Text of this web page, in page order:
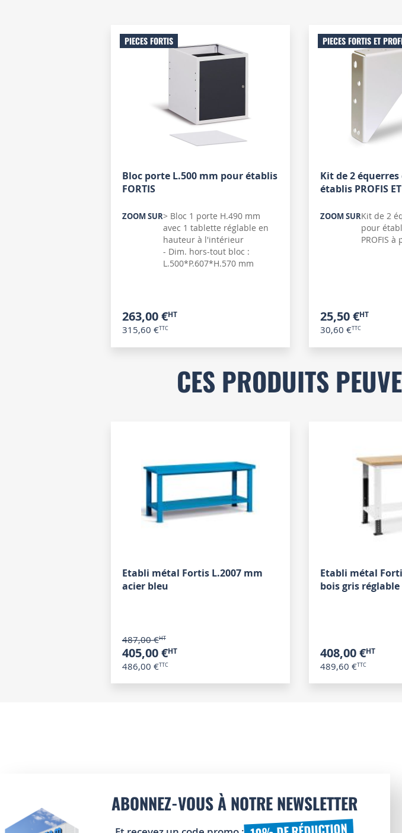
PIECES FORTIS
Bloc porte L.500 mm pour établis
FORTIS
ZOOM SUR> Bloc 1 porte H.490 mm
avec 1 tablette réglable en
hauteur à l'intérieur
- Dim. hors-tout bloc :
L.500*P.607*H.570 mm
263,00 €
315,60 €
PIECES FORTIS ET
Kit de 2
établis PROFIS
ZOOM SURKit de 2
pour
PROFIS
25,50 €
30,60 €
CES PRODUITS
Etabli métal Fortis L.2007 mm
acier bleu
487,00 €
405,00 €
486,00 €
Etabli métal
bois gris réglable
408,00 €
489,60 €
ABONNEZ-VOUS À NOTRE NEWSLETTER